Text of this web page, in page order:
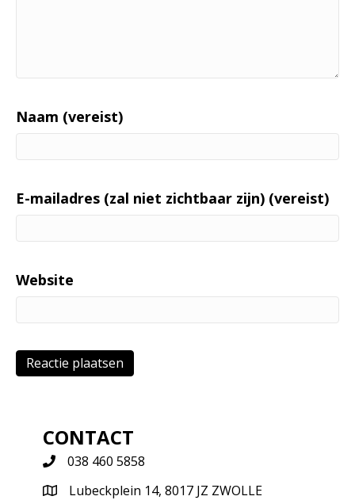
Naam (vereist)
E-mailadres (zal niet zichtbaar zijn) (vereist)
Website
CONTACT
038 460 5858
Lubeckplein 14, 8017 JZ ZWOLLE